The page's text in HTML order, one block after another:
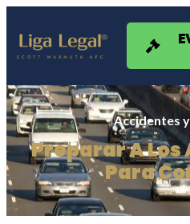
Nota:
sitio
web
sistema
de
accesibilidad.
Accidentes
Preparar A
Para